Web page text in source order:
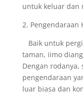
untuk keluar dan
2. Pengendaraan
Baik untuk
taman, iimo
Dengan rodanya,
pengendaraan
luar biasa dan